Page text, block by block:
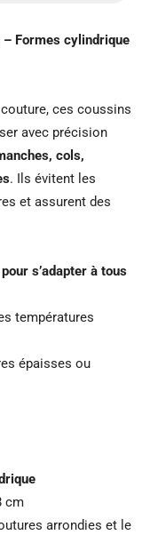
Formes cylindrique
ces coussins
avec précision
cols,
. Ils évitent les
et assurent des
s’adapter à tous
températures
épaisses ou
cm
arrondies et le